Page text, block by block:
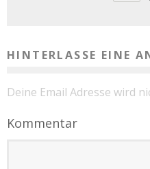
HINTERLASSE EINE
Deine Email Adresse wird
Kommentar